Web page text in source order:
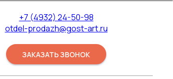
+7 (4932) 24-50-98
otdel-prodazh@gost-art.ru
ЗАКАЗАТЬ ЗВОНОК